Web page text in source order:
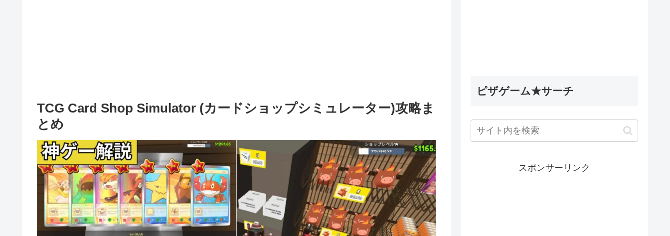
TCG Card Shop Simulator (カードショップシミュレーター)攻略ま
とめ
ピザゲーム★サーチ
スポンサーリンク